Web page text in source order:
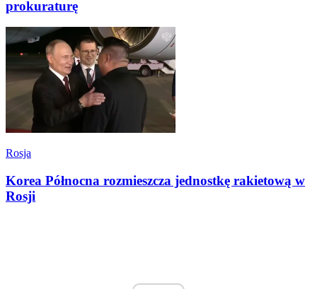
prokuraturę
Rosja
Korea Północna rozmieszcza jednostkę rakietową w
Rosji